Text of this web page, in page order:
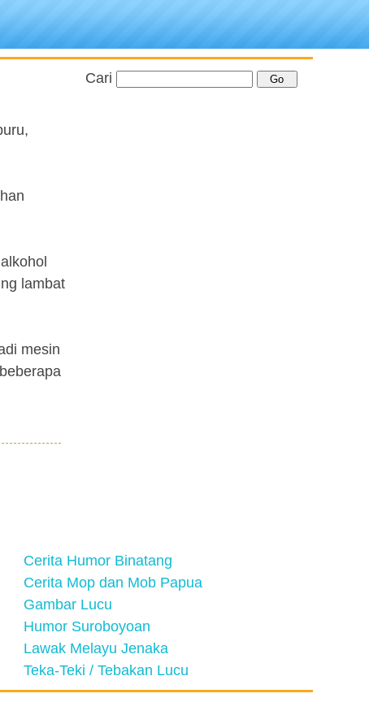
lambat
mesin
Cari
Cerita Humor Binatang
Cerita Mop dan Mob Papua
Gambar Lucu
Humor Suroboyoan
Lawak Melayu Jenaka
Teka-Teki / Tebakan Lucu